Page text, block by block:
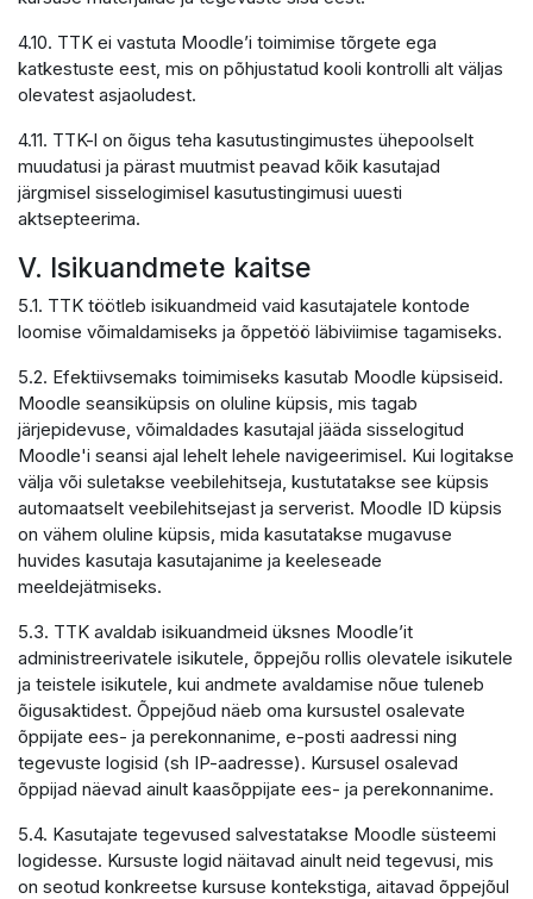
4.10. TTK ei vastuta Moodle’i toimimise tõrgete ega
katkestuste eest, mis on põhjustatud kooli kontrolli alt väljas
olevatest asjaoludest.
4.11. TTK-l on õigus teha kasutustingimustes ühepoolselt
muudatusi ja pärast muutmist peavad kõik kasutajad
järgmisel sisselogimisel kasutustingimusi uuesti
aktsepteerima.
V. Isikuandmete kaitse
5.1. TTK töötleb isikuandmeid vaid kasutajatele kontode
loomise võimaldamiseks ja õppetöö läbiviimise tagamiseks.
5.2. Efektiivsemaks toimimiseks kasutab Moodle küpsiseid.
Moodle seansiküpsis on oluline küpsis, mis tagab
järjepidevuse, võimaldades kasutajal jääda sisselogitud
Moodle'i seansi ajal lehelt lehele navigeerimisel. Kui logitakse
välja või suletakse veebilehitseja, kustutatakse see küpsis
automaatselt veebilehitsejast ja serverist. Moodle ID küpsis
on vähem oluline küpsis, mida kasutatakse mugavuse
huvides kasutaja kasutajanime ja keeleseade
meeldejätmiseks.
5.3. TTK avaldab isikuandmeid üksnes Moodle’it
administreerivatele isikutele, õppejõu rollis olevatele isikutele
ja teistele isikutele, kui andmete avaldamise nõue tuleneb
õigusaktidest. Õppejõud näeb oma kursustel osalevate
õppijate ees- ja perekonnanime, e-posti aadressi ning
tegevuste logisid (sh IP-aadresse). Kursusel osalevad
õppijad näevad ainult kaasõppijate ees- ja perekonnanime.
5.4. Kasutajate tegevused salvestatakse Moodle süsteemi
logidesse. Kursuste logid näitavad ainult neid tegevusi, mis
on seotud konkreetse kursuse kontekstiga, aitavad õppejõul